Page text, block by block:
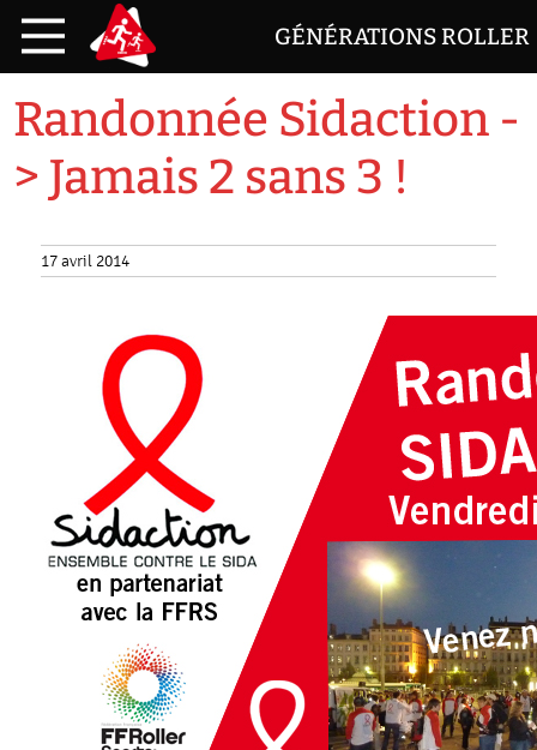
GÉNÉRATIONS ROLLER
Randonnée Sidaction -
> Jamais 2 sans 3 !
17 avril 2014